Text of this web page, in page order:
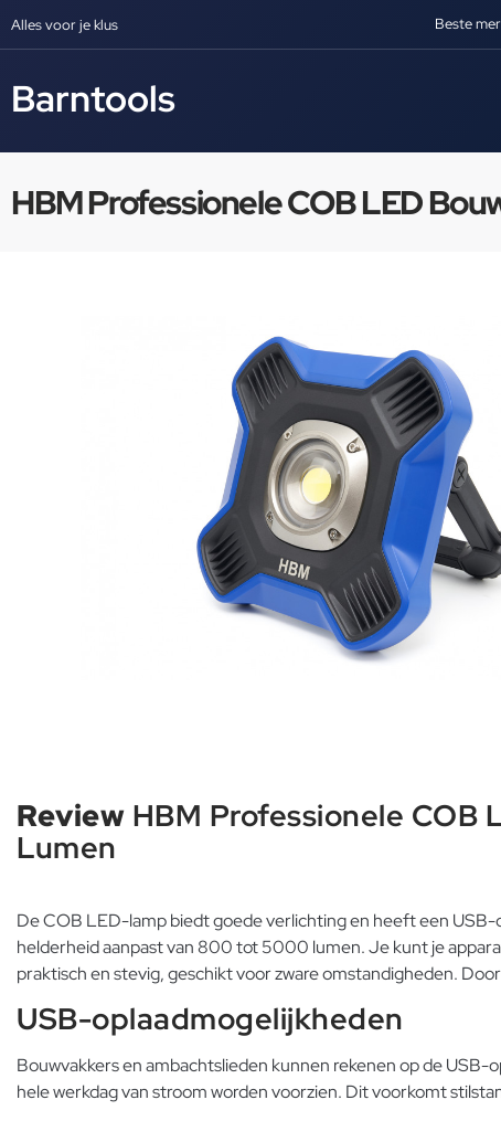
Alles voor je klus Beste
Barntools
HBM Professionele COB LED
Review HBM Professionele
Lumen
De COB LED-lamp biedt goede verlichting en heeft een
helderheid aanpast van 800 tot 5000 lumen. Je kunt je
praktisch en stevig, geschikt voor zware omstandigheden.
USB-oplaadmogelijkheden
Bouwvakkers en ambachtslieden kunnen rekenen op de
hele werkdag van stroom worden voorzien. Dit voorkomt